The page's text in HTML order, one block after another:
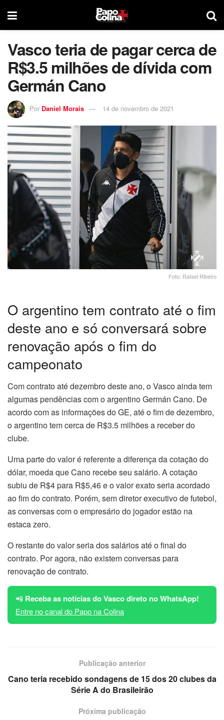
Vasco teria de pagar cerca de
R$3.5 milhões de dívida com
Germán Cano
Por Daniel Morais 14 de novembro de 2021
Foto: Rafael Ribeiro
O argentino tem contrato até o fim
deste ano e só conversará sobre
renovação após o fim do
campeonato
Com contrato até dezembro deste ano, o Vasco ainda tem
algumas pendências com o argentino Germán Cano. De
acordo com as informações do GE, até o fim de dezembro,
o argentino tem cerca de R$3.5 milhões a receber do
clube.
Uma parte do valor é referente a diferença da cotação do
dólar, moeda que Cano recebe seu salário. A cotação
subiu de R$4 para R$5,46 e o valor exato seria acordado
ao fim do contrato. Porém, sem diretor executivo de futebol,
as conversas com o empresário do jogador estão na
estaca zero.
O restante do valor seria dos salários até o final do
contrato. Por agora, não existem conversas para
renovação de contrato.
📲 Receba as notícias do Vasco direto no WhatsApp!
Entre no canal do Papo na Colina
Publicação anterior
Cano teria recebido sondagens de 15 dos 20 clubes da
Série A do Brasileirão
Próxima publicação